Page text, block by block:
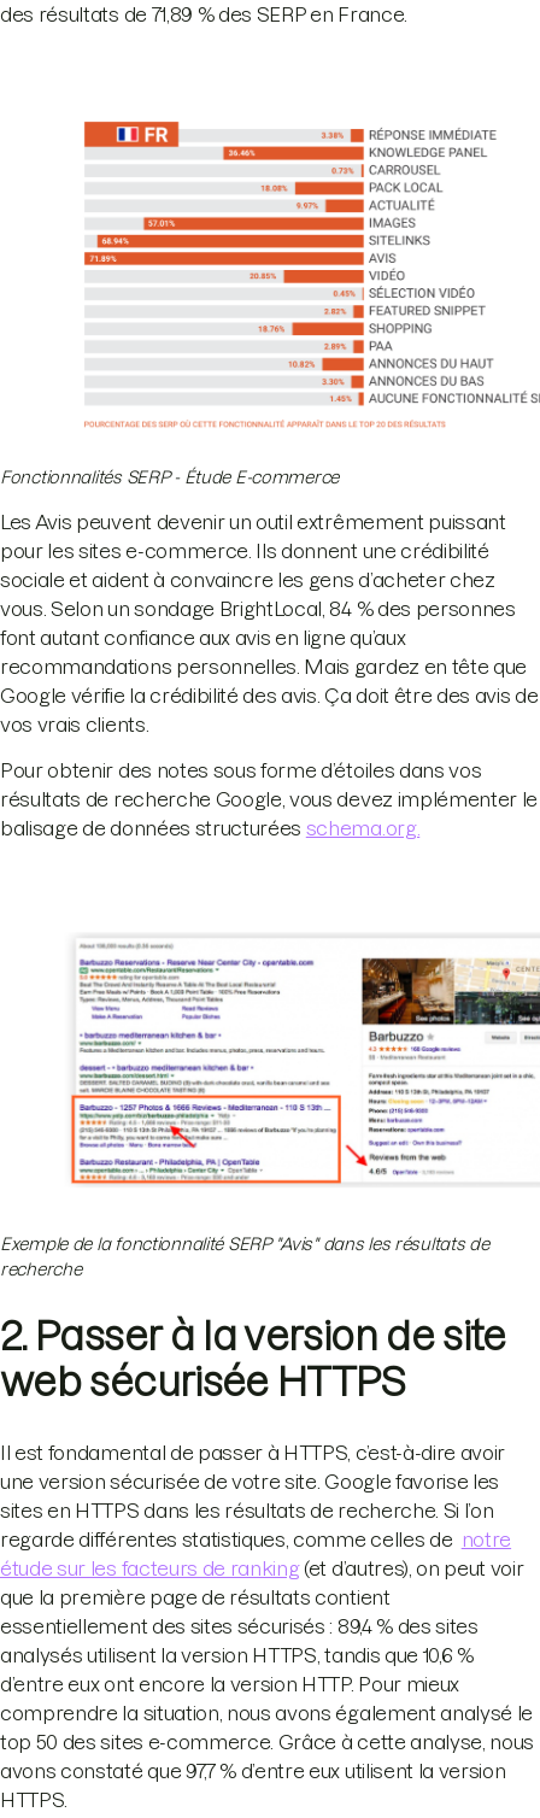
des résultats de 71,89 % des SERP en France.
Fonctionnalités SERP - Étude E-commerce
Les Avis peuvent devenir un outil extrêmement puissant
pour les sites e-commerce. Ils donnent une crédibilité
sociale et aident à convaincre les gens d’acheter chez
vous. Selon un sondage BrightLocal, 84 % des personnes
font autant confiance aux avis en ligne qu’aux
recommandations personnelles. Mais gardez en tête que
Google vérifie la crédibilité des avis. Ça doit être des avis de
vos vrais clients.
Pour obtenir des notes sous forme d’étoiles dans vos
résultats de recherche Google, vous devez implémenter le
balisage de données structurées schema.org.
Exemple de la fonctionnalité SERP "Avis" dans les résultats de
recherche
2. Passer à la version de site
web sécurisée HTTPS
Il est fondamental de passer à HTTPS, c’est-à-dire avoir
une version sécurisée de votre site. Google favorise les
sites en HTTPS dans les résultats de recherche. Si l’on
regarde différentes statistiques, comme celles de notre
étude sur les facteurs de ranking(et d’autres), on peut voir
que la première page de résultats contient
essentiellement des sites sécurisés : 89,4 % des sites
analysés utilisent la version HTTPS, tandis que 10,6 %
d’entre eux ont encore la version HTTP. Pour mieux
comprendre la situation, nous avons également analysé le
top 50 des sites e-commerce. Grâce à cette analyse, nous
avons constaté que 97,7 % d’entre eux utilisent la version
HTTPS.